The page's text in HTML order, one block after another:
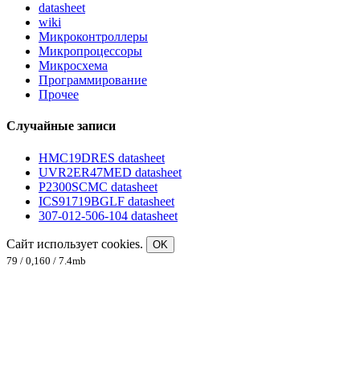
datasheet
wiki
Микроконтроллеры
Микропроцессоры
Микросхема
Программирование
Прочее
Случайные записи
HMC19DRES datasheet
UVR2ER47MED datasheet
P2300SCMC datasheet
ICS91719BGLF datasheet
307-012-506-104 datasheet
Сайт использует cookies.
OK
79 / 0,160 / 7.4mb